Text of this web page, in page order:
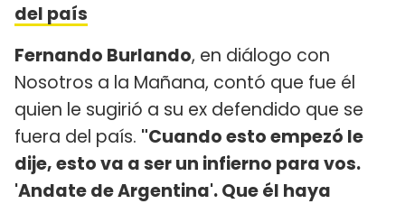
del país
Fernando Burlando, en diálogo con
Nosotros a la Mañana, contó que fue él
quien le sugirió a su ex defendido que se
fuera del país. "Cuando esto empezó le
dije, esto va a ser un infierno para vos.
'Andate de Argentina'. Que él haya